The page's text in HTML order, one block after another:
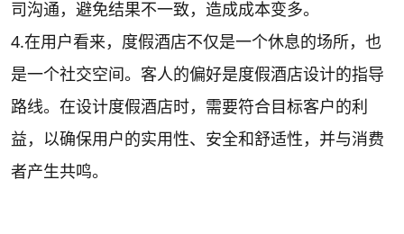
司沟通，避免结果不一致，造成成本变多。
4.在用户看来，度假酒店不仅是一个休息的场所，也
是一个社交空间。客人的偏好是度假酒店设计的指导
路线。在设计度假酒店时，需要符合目标客户的利
益，以确保用户的实用性、安全和舒适性，并与消费
者产生共鸣。